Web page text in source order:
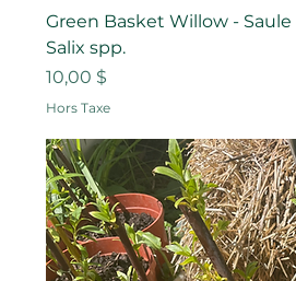
Green Basket Willow -
Salix spp.
Prix
10,00 $
Hors Taxe